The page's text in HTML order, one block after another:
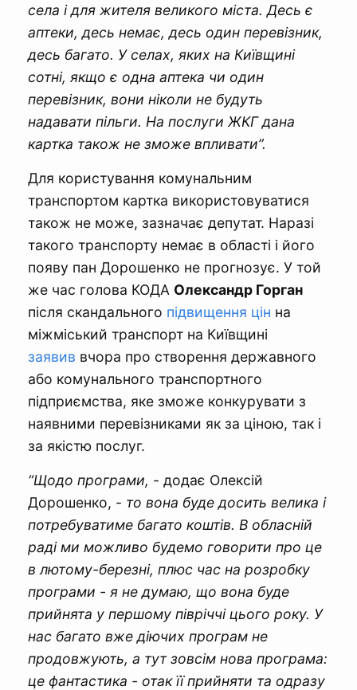
села і для жителя великого міста. Десь є
аптеки, десь немає, десь один перевізник,
десь багато. У селах, яких на Київщині
сотні, якщо є одна аптека чи один
перевізник, вони ніколи не будуть
надавати пільги. На послуги ЖКГ дана
картка також не зможе впливати”.
Для користування комунальним
транспортом картка використовуватися
також не може, зазначає депутат. Наразі
такого транспорту немає в області і його
появу пан Дорошенко не прогнозує. У той
же час голова КОДА Олександр Горган
після скандального підвищення цін на
міжміський транспорт на Київщині
заявив вчора про створення державного
або комунального транспортного
підприємства, яке зможе конкурувати з
наявними перевізниками як за ціною, так і
за якістю послуг.
“Щодо програми, - додає Олексій
Дорошенко, - то вона буде досить велика і
потребуватиме багато коштів. В обласній
раді ми можливо будемо говорити про це
в лютому-березні, плюс час на розробку
програми - я не думаю, що вона буде
прийнята у першому півріччі цього року. У
нас багато вже діючих програм не
продовжують, а тут зовсім нова програма:
це фантастика - отак її прийняти та одразу